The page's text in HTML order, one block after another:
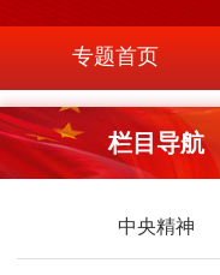
专题首页
栏目导航
中央精神